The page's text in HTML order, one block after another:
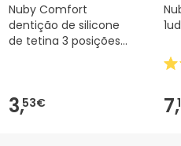
Nuby Comfort
dentição de silicone
de tetina 3 posições
3,53€
1ud
7,